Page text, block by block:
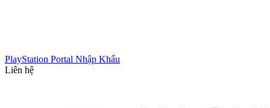
PlayStation Portal Nhập Khẩu
Liên hệ